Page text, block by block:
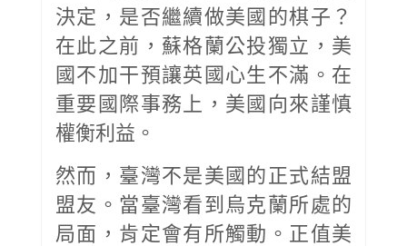
決定，是否繼續做美國的棋子？
在此之前，蘇格蘭公投獨立，美
國不加干預讓英國心生不滿。在
重要國際事務上，美國向來謹慎
權衡利益。
然而，臺灣不是美國的正式結盟
盟友。當臺灣看到烏克蘭所處的
局面，肯定會有所觸動。正值美